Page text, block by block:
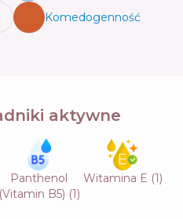
Komedogenność
aktywne
Panthenol
(Vitamin B5) (1)
Witamina E (1)